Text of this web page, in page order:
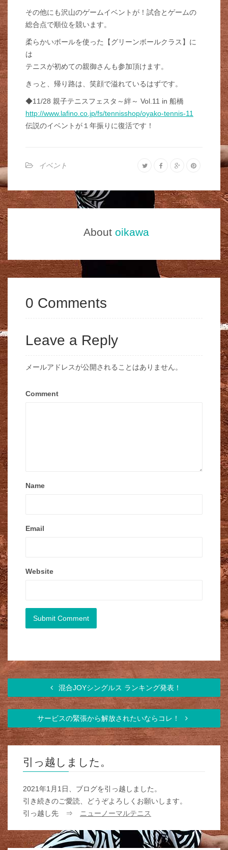
その他にも沢山のゲームイベントが！試合とゲームの
総合点で順位を競います。
柔らかいボールを使った【グリーンボールクラス】に
は
テニスが初めての親御さんも参加頂けます。
きっと、帰り路は、笑顔で溢れているはずです。
◆11/28 親子テニスフェスタ～絆～ Vol.11 in 船橋
http://www.lafino.co.jp/fs/tennisshop/oyako-tennis-11
伝説のイベントが１年振りに復活です！
イベント
About oikawa
0 Comments
Leave a Reply
メールアドレスが公開されることはありません。
Comment
Name
Email
Website
混合JOYシングルス ランキング発表！
サービスの緊張から解放されたいならコレ！
引っ越しました。
2021年1月1日、ブログを引っ越しました。
引き続きのご愛読、どうぞよろしくお願いします。
引っ越し先 ⇒
ニューノーマルテニス